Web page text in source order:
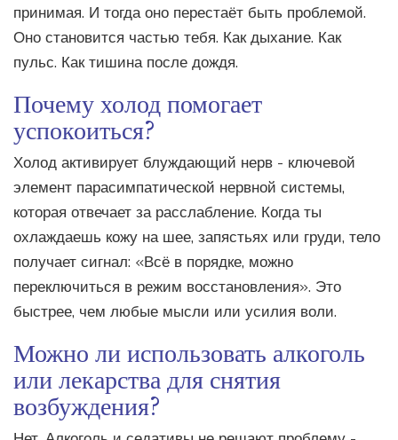
принимая. И тогда оно перестаёт быть проблемой.
Оно становится частью тебя. Как дыхание. Как
пульс. Как тишина после дождя.
Почему холод помогает
успокоиться?
Холод активирует блуждающий нерв - ключевой
элемент парасимпатической нервной системы,
которая отвечает за расслабление. Когда ты
охлаждаешь кожу на шее, запястьях или груди, тело
получает сигнал: «Всё в порядке, можно
переключиться в режим восстановления». Это
быстрее, чем любые мысли или усилия воли.
Можно ли использовать алкоголь
или лекарства для снятия
возбуждения?